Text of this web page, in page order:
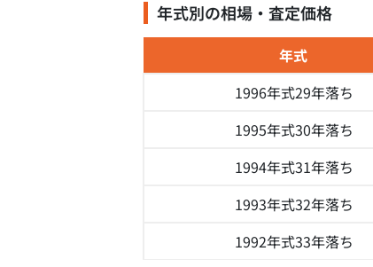
年式別の相場・査定価格
年式
1996年式29年落ち
1995年式30年落ち
1994年式31年落ち
1993年式32年落ち
1992年式33年落ち